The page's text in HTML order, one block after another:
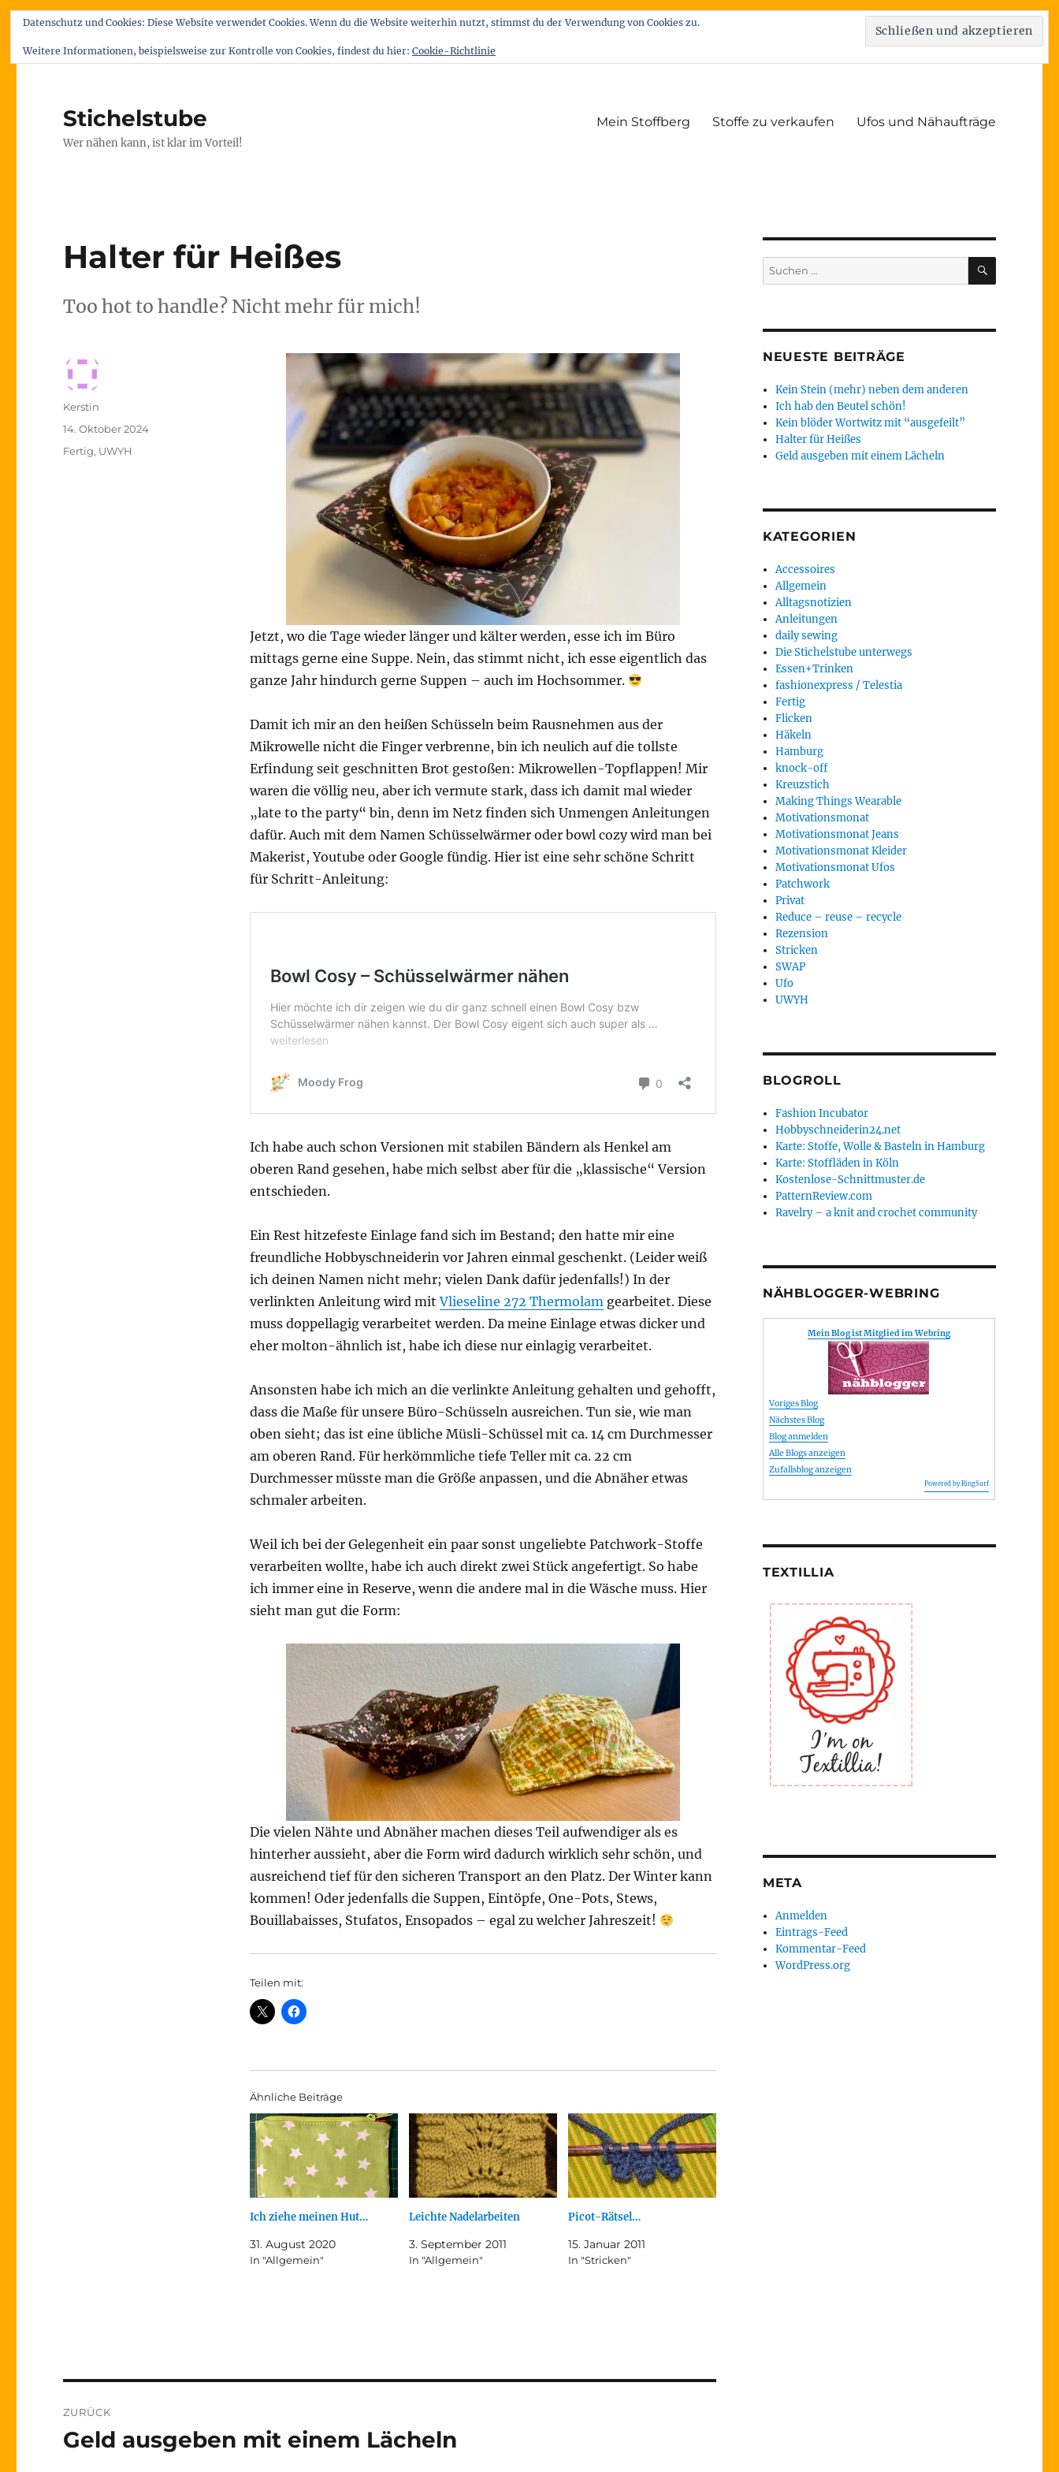
Stichelstube
Wer nähen kann, ist klar im Vorteil!
Mein Stoffberg Stoffe zu verkaufen Ufos und Nähaufträge
Halter für Heißes
Too hot to handle? Nicht mehr für mich!
Jetzt, wo die Tage wieder länger und kälter werden, esse ich im Büro
mittags gerne eine Suppe. Nein, das stimmt nicht, ich esse eigentlich das
ganze Jahr hindurch gerne Suppen – auch im Hochsommer.
Damit ich mir an den heißen Schüsseln beim Rausnehmen aus der
Mikrowelle nicht die Finger verbrenne, bin ich neulich auf die tollste
Erfindung seit geschnitten Brot gestoßen: Mikrowellen-Topflappen! Mir
waren die völlig neu, aber ich vermute stark, dass ich damit mal wieder
„late to the party“ bin, denn im Netz finden sich Unmengen Anleitungen
dafür. Auch mit dem Namen Schüsselwärmer oder bowl cozy wird man bei
Makerist, Youtube oder Google fündig. Hier ist eine sehr schöne Schritt
für Schritt-Anleitung:
Ich habe auch schon Versionen mit stabilen Bändern als Henkel am
oberen Rand gesehen, habe mich selbst aber für die „klassische“ Version
entschieden.
Ein Rest hitzefeste Einlage fand sich im Bestand; den hatte mir eine
freundliche Hobbyschneiderin vor Jahren einmal geschenkt. (Leider weiß
ich deinen Namen nicht mehr; vielen Dank dafür jedenfalls!) In der
verlinkten Anleitung wird mitVlieseline 272 Thermolamgearbeitet. Diese
muss doppellagig verarbeitet werden. Da meine Einlage etwas dicker und
eher molton-ähnlich ist, habe ich diese nur einlagig verarbeitet.
Ansonsten habe ich mich an die verlinkte Anleitung gehalten und gehofft,
dass die Maße für unsere Büro-Schüsseln ausreichen. Tun sie, wie man
oben sieht; das ist eine übliche Müsli-Schüssel mit ca. 14 cm Durchmesser
am oberen Rand. Für herkömmliche tiefe Teller mit ca. 22 cm
Durchmesser müsste man die Größe anpassen, und die Abnäher etwas
schmaler arbeiten.
Weil ich bei der Gelegenheit ein paar sonst ungeliebte Patchwork-Stoffe
verarbeiten wollte, habe ich auch direkt zwei Stück angefertigt. So habe
ich immer eine in Reserve, wenn die andere mal in die Wäsche muss. Hier
sieht man gut die Form:
Die vielen Nähte und Abnäher machen dieses Teil aufwendiger als es
hinterher aussieht, aber die Form wird dadurch wirklich sehr schön, und
ausreichend tief für den sicheren Transport an den Platz. Der Winter kann
kommen! Oder jedenfalls die Suppen, Eintöpfe, One-Pots, Stews,
Bouillabaisses, Stufatos, Ensopados – egal zu welcher Jahreszeit!
Teilen mit:
Ähnliche Beiträge
Ich ziehe meinen Hut…
31. August 2020
In "Allgemein"
Leichte Nadelarbeiten
3. September 2011
In "Allgemein"
Picot-Rätsel…
15. Januar 2011
In "Stricken"
Autor
Kerstin
Veröffentlicht
14. Oktober 2024
Kategorien
Fertig, UWYH
ZURÜCK
Vorheriger
Geld ausgeben mit einem Lächeln
Suchen
nach:
SUCHEN
NEUESTE BEITRÄGE
Kein Stein (mehr) neben dem anderen
Ich hab den Beutel schön!
Kein blöder Wortwitz mit “ausgefeilt”
Halter für Heißes
Geld ausgeben mit einem Lächeln
KATEGORIEN
Accessoires
Allgemein
Alltagsnotizien
Anleitungen
daily sewing
Die Stichelstube unterwegs
Essen+Trinken
fashionexpress / Telestia
Fertig
Flicken
Häkeln
Hamburg
knock-off
Kreuzstich
Making Things Wearable
Motivationsmonat
Motivationsmonat Jeans
Motivationsmonat Kleider
Motivationsmonat Ufos
Patchwork
Privat
Reduce – reuse – recycle
Rezension
Stricken
SWAP
Ufo
UWYH
BLOGROLL
Fashion Incubator
Hobbyschneiderin24.net
Karte: Stoffe, Wolle & Basteln in Hamburg
Karte: Stoffläden in Köln
Kostenlose-Schnittmuster.de
PatternReview.com
Ravelry – a knit and crochet community
NÄHBLOGGER-WEBRING
Mein Blog ist Mitglied im Webring
Voriges Blog
Nächstes Blog
Blog anmelden
Alle Blogs anzeigen
Zufallsblog anzeigen
Powered by RingSurf
TEXTILLIA
META
Anmelden
Eintrags-Feed
Kommentar-Feed
WordPress.org
Datenschutz und Cookies: Diese Website verwendet Cookies. Wenn du die Website weiterhin nutzt, stimmst du der Verwendung von Cookies zu.
Weitere Informationen, beispielsweise zur Kontrolle von Cookies, findest du hier: Cookie-Richtlinie